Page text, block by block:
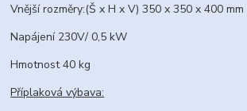
Vnější rozměry:(Š x H x V) 350 x 350 x 400 mm
Napájení 230V/ 0,5 kW
Hmotnost 40 kg
Příplaková výbava: